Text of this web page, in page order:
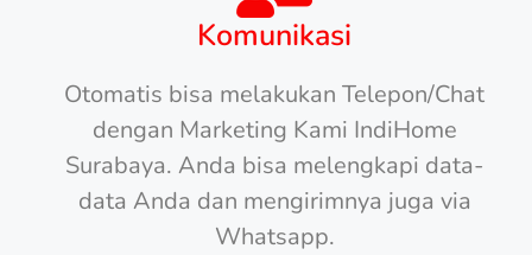
Komunikasi
Otomatis bisa melakukan Telepon/Chat
dengan Marketing Kami IndiHome
Surabaya. Anda bisa melengkapi data-
data Anda dan mengirimnya juga via
Whatsapp.